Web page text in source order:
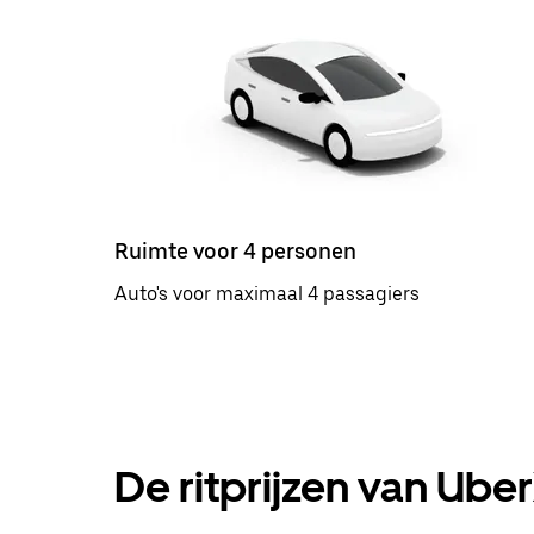
Ruimte voor 4 personen
Auto's voor maximaal 4 passagiers
De ritprijzen van